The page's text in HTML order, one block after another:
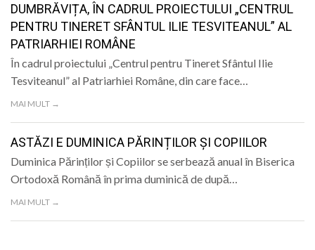
DUMBRĂVIȚA, ÎN CADRUL PROIECTULUI „CENTRUL
PENTRU TINERET SFÂNTUL ILIE TESVITEANUL” AL
PATRIARHIEI ROMÂNE
În cadrul proiectului „Centrul pentru Tineret Sfântul Ilie
Tesviteanul” al Patriarhiei Române, din care face…
MAI MULT →
ASTĂZI E DUMINICA PĂRINȚILOR ȘI COPIILOR
Duminica Părinților și Copiilor se serbează anual în Biserica
Ortodoxă Română în prima duminică de după…
MAI MULT →